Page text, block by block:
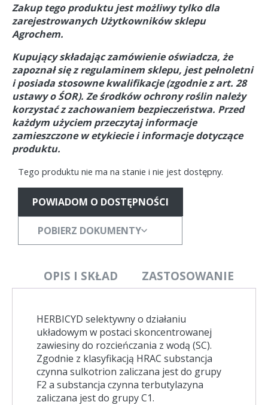
Zakup tego produktu jest możliwy tylko dla
zarejestrowanych Użytkowników sklepu
Agrochem.
Kupujący składając zamówienie oświadcza, że
zapoznał się z regulaminem sklepu, jest pełnoletni
i posiada stosowne kwalifikacje (zgodnie z art. 28
ustawy o ŚOR). Ze środków ochrony roślin należy
korzystać z zachowaniem bezpieczeństwa. Przed
każdym użyciem przeczytaj informacje
zamieszczone w etykiecie i informacje dotyczące
produktu.
Tego produktu nie ma na stanie i nie jest dostępny.
POWIADOM O DOSTĘPNOŚCI
POBIERZ DOKUMENTY
OPIS I SKŁAD ZASTOSOWANIE
HERBICYD selektywny o działaniu
układowym w postaci skoncentrowanej
zawiesiny do rozcieńczania z wodą (SC).
Zgodnie z klasyfikacją HRAC substancja
czynna sulkotrion zaliczana jest do grupy
F2 a substancja czynna terbutylazyna
zaliczana jest do grupy C1.